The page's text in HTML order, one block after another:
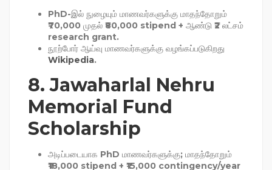
PhD-இல் நுழையும் மாணவர்களுக்கு மாதந்தோறும்
₹70,000 முதல் ₹80,000 stipend + ஆண்டு ₹2 லட்சம்
research grant.
நூற்போர் ஆய்வு மாணவர்களுக்கு வழங்கப்படுகிறது
Wikipedia.
8.Jawaharlal Nehru
Memorial Fund
Scholarship
அடிப்படையாக PhD மாணவர்களுக்கு; மாதந்தோறும்
₹18,000 stipend + ₹15,000 contingency/year